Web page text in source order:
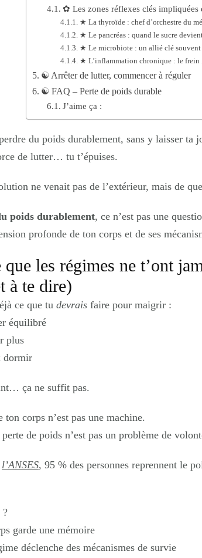
✿ Les zones réflexes clés impliquées
★ La thyroïde : chef d’orchestre du
★ Le pancréas : quand le sucre
★ Le microbiote : un allié clé
★ L’inflammation chronique : le
☯︎ Arrêter de lutter, commencer à réguler
☯︎ FAQ – Perte de poids durable
J’aime ça :
du poids durablement, sans y laisser ta
de lutter… tu t’épuises.
ne venait pas de l’extérieur, mais de
poids durablement, ce n’est pas une
profonde de ton corps et de ses
les régimes ne t’ont
à te dire)
ce que tu devrais faire pour maigrir :
équilibré
plus
ça ne suffit pas.
ton corps n’est pas une machine.
de poids n’est pas un problème de
l’ANSES, 95 % des personnes reprennent le
?
garde une mémoire
déclenche des mécanismes de survie